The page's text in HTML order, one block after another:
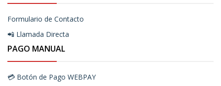
Formulario de Contacto
📲 Llamada Directa
PAGO MANUAL
💳 Botón de Pago WEBPAY